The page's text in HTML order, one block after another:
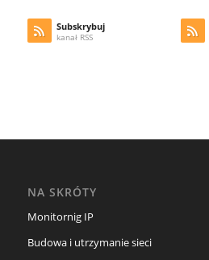
Subskrybuj
kanał RSS
NA SKRÓTY
Monitornig IP
Budowa i utrzymanie sieci